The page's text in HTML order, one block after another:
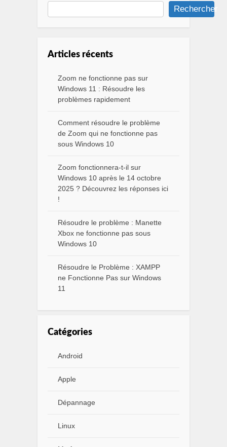
Rechercher
Articles récents
Zoom ne fonctionne pas sur
Windows 11 : Résoudre les
problèmes rapidement
Comment résoudre le problème
de Zoom qui ne fonctionne pas
sous Windows 10
Zoom fonctionnera-t-il sur
Windows 10 après le 14 octobre
2025 ? Découvrez les réponses ici
!
Résoudre le problème : Manette
Xbox ne fonctionne pas sous
Windows 10
Résoudre le Problème : XAMPP
ne Fonctionne Pas sur Windows
11
Catégories
Android
Apple
Dépannage
Linux